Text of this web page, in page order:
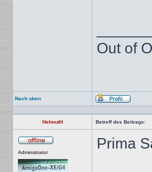
Out of
Nach oben
Profil
HelmutH Betreff des Beitrags:
Administrator
Prima